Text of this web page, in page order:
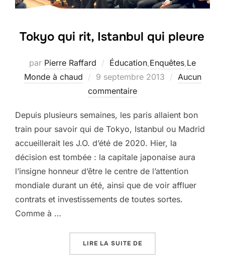
Tokyo qui rit, Istanbul qui pleure
par Pierre Raffard Éducation,Enquêtes,Le
Monde à chaud
Publié
le
9 septembre 2013
Aucun
commentaire
Depuis plusieurs semaines, les paris allaient bon
train pour savoir qui de Tokyo, Istanbul ou Madrid
accueillerait les J.O. d’été de 2020. Hier, la
décision est tombée : la capitale japonaise aura
l’insigne honneur d’être le centre de l’attention
mondiale durant un été, ainsi que de voir affluer
contrats et investissements de toutes sortes.
Comme à …
LIRE LA SUITE DE